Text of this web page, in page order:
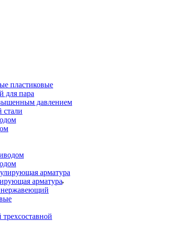
пластиковые
для пара
давлением
арматура